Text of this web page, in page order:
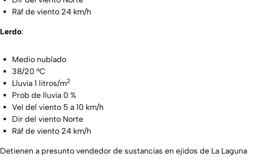
Ráf de viento 24 km/h
Lerdo:
Medio nublado
38/20 °C
Lluvia 1 litros/m2
Prob de lluvia 0 %
Vel del viento 5 a 10 km/h
Dir del viento Norte
Ráf de viento 24 km/h
Detienen a presunto vendedor de sustancias en ejidos de La Laguna